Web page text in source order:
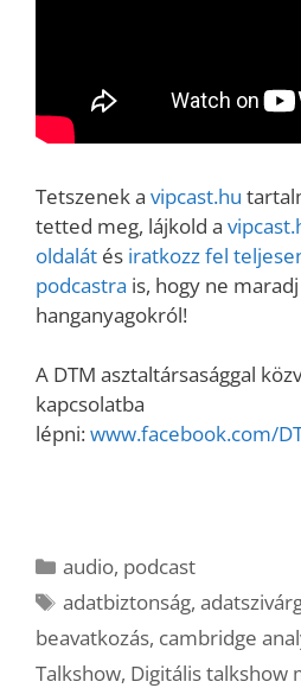
Tetszenek a vipcast.hu
tetted meg, lájkold a
oldalát és iratkozz fel
podcastra is, hogy ne
hanganyagokról!
A DTM asztaltársasággal
kapcsolatba
lépni:www.facebook.com/
Kategória
audio, podcast
Címkék
adatbiztonság,
beavatkozás, cambridge
Talkshow, Digitális talkshow